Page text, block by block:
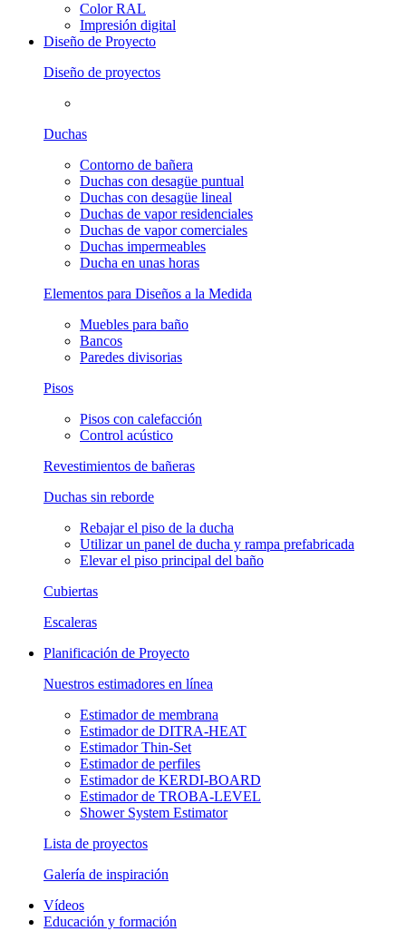
Color RAL
Impresión digital
Diseño de Proyecto
Diseño de proyectos
Duchas
Contorno de bañera
Duchas con desagüe puntual
Duchas con desagüe lineal
Duchas de vapor residenciales
Duchas de vapor comerciales
Duchas impermeables
Ducha en unas horas
Elementos para Diseños a la Medida
Muebles para baño
Bancos
Paredes divisorias
Pisos
Pisos con calefacción
Control acústico
Revestimientos de bañeras
Duchas sin reborde
Rebajar el piso de la ducha
Utilizar un panel de ducha y rampa prefabricada
Elevar el piso principal del baño
Cubiertas
Escaleras
Planificación de Proyecto
Nuestros estimadores en línea
Estimador de membrana
Estimador de DITRA-HEAT
Estimador Thin-Set
Estimador de perfiles
Estimador de KERDI-BOARD
Estimador de TROBA-LEVEL
Shower System Estimator
Lista de proyectos
Galería de inspiración
Vídeos
Educación y formación